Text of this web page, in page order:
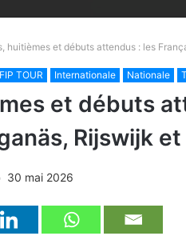
huitièmes et débuts attendus : les
FIP TOUR Internationale Nationale
et débuts
Rijswijk
30 mai 2026